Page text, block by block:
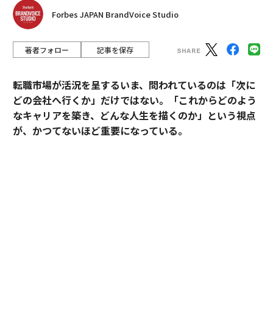
Forbes JAPAN BrandVoice Studio
著者フォロー 記事を保存
転職市場が活況を呈するいま、問われているのは「次に
どの会社へ行くか」だけではない。「これからどのよう
なキャリアを築き、どんな人生を描くのか」という視点
が、かつてないほど重要になっている。